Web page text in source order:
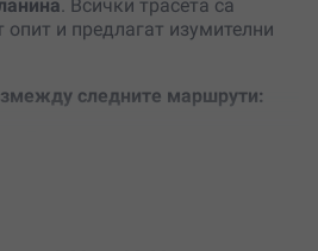
. Всички трасета са
опит и предлагат изумителни
следните маршрути:
Етрополския язовир – лек и
км)
(1 час, 20 км)
селище „Св. Атанас“